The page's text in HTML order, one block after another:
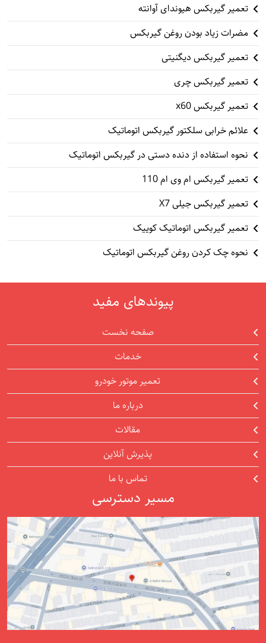
تعمیر گیربکس هیوندای آوانته
مضرات زیاد بودن روغن گیربکس
تعمیر گیربکس دیگنیتی
تعمیر گیربکس چری
تعمیر گیربکس x60
علائم خرابی سلکتور گیربکس اتوماتیک
نحوه استفاده از دنده دستی در گیربکس اتوماتیک
تعمیر گیربکس ام وی ام 110
تعمیر گیربکس جیلی X7
تعمیر گیربکس اتوماتیک کوییک
نحوه چک کردن روغن گیربکس اتوماتیک
پیوندهای مفید
صفحه نخست
خدمات
تعمیر موتور خودرو
درباره ما
مقالات
پذیرش آنلاین
تماس با ما
مسیر دسترسی